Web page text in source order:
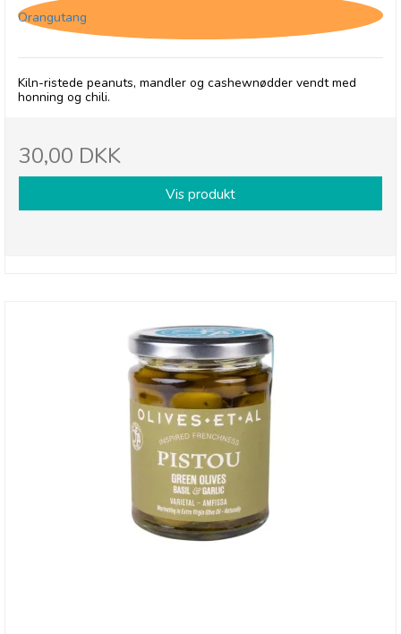
Orangutang
Kiln-ristede peanuts, mandler og cashewnødder vendt med
honning og chili.
30,00 DKK
Vis produkt